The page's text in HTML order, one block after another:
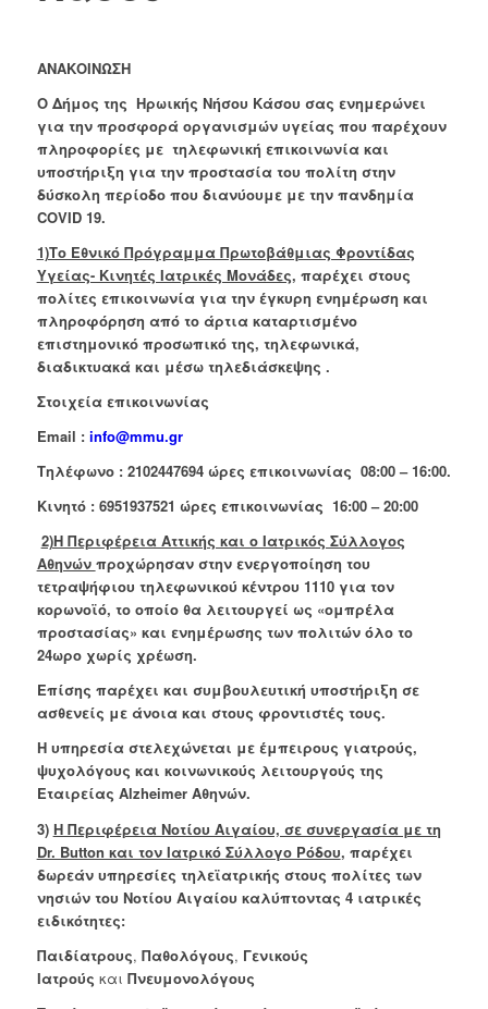
ΑΝΑΚΟΙΝΩΣΗ
Ο Δήμος της Ηρωικής Νήσου Κάσου σας ενημερώνει
για την προσφορά οργανισμών υγείας που παρέχουν
πληροφορίες με τηλεφωνική επικοινωνία και
υποστήριξη για την προστασία του πολίτη στην
δύσκολη περίοδο που διανύουμε με την πανδημία
COVID19.
1)Το Εθνικό Πρόγραμμα Πρωτοβάθμιας Φροντίδας
Υγείας- Κινητές Ιατρικές Μονάδες, παρέχει στους
πολίτες επικοινωνία για την έγκυρη ενημέρωση και
πληροφόρηση από το άρτια καταρτισμένο
επιστημονικό προσωπικό της, τηλεφωνικά,
διαδικτυακά και μέσω τηλεδιάσκεψης .
Στοιχεία επικοινωνίας
Email : info@mmu.gr
Τηλέφωνο : 2102447694 ώρες επικοινωνίας 08:00 – 16:00.
Κινητό : 6951937521 ώρες επικοινωνίας 16:00 – 20:00
2)Η Περιφέρεια Αττικής και ο Ιατρικός Σύλλογος
Αθηνών προχώρησαν στην ενεργοποίηση του
τετραψήφιου τηλεφωνικού κέντρου 1110 για τον
κορωνοϊό, το οποίο θα λειτουργεί ως «ομπρέλα
προστασίας» και ενημέρωσης των πολιτών όλο το
24ωρο χωρίς χρέωση.
Επίσης παρέχει και συμβουλευτική υποστήριξη σε
ασθενείς με άνοια και στους φροντιστές τους.
Η υπηρεσία στελεχώνεται με έμπειρους γιατρούς,
ψυχολόγους και κοινωνικούς λειτουργούς της
Εταιρείας ΑlzheimerΑθηνών.
3) Η Περιφέρεια Νοτίου Αιγαίου, σε συνεργασία με τη
Dr. Button και τον Ιατρικό Σύλλογο Ρόδου, παρέχει
δωρεάν υπηρεσίες τηλεϊατρικής στους πολίτες των
νησιών του Νοτίου Αιγαίου καλύπτοντας 4 ιατρικές
ειδικότητες:
Παιδίατρους, Παθολόγους, Γενικούς
Ιατρούς και Πνευμονολόγους